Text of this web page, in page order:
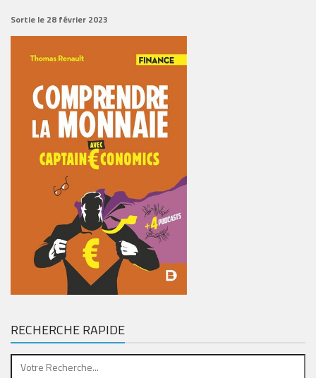
Sortie le 28 février 2023
RECHERCHE RAPIDE